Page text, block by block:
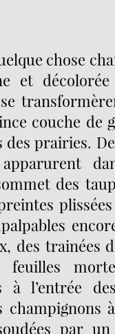
chose
et
couche de
des prairies.
des
des trainées
à l’entrée
par